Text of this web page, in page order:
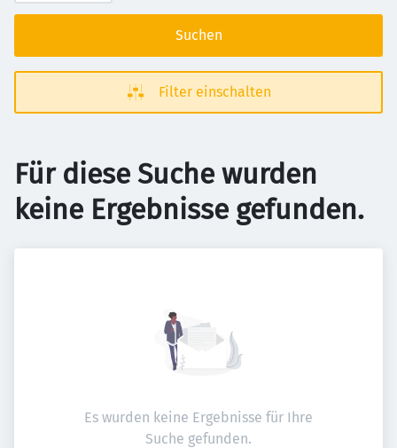
Suchen
Filter einschalten
Für diese Suche wurden
keine Ergebnisse gefunden.
Es wurden keine Ergebnisse für Ihre
Suche gefunden.